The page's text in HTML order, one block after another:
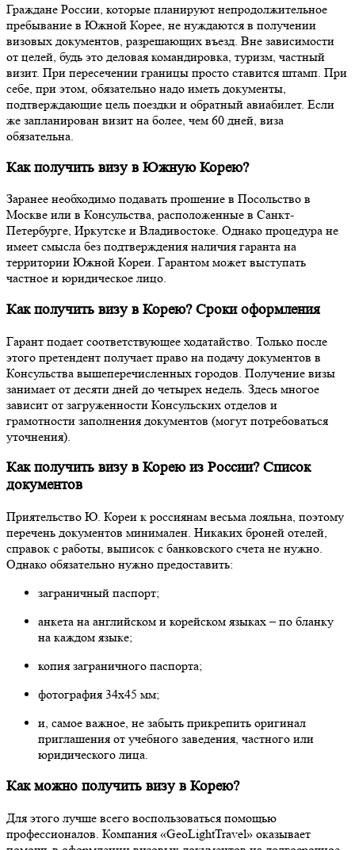
Граждане России, которые планируют непродолжительное
пребывание в Южной Корее, не нуждаются в получении
визовых документов, разрешающих въезд. Вне зависимости
от целей, будь это деловая командировка, туризм, частный
визит. При пересечении границы просто ставится штамп. При
себе, при этом, обязательно надо иметь документы,
подтверждающие цель поездки и обратный авиабилет. Если
же запланирован визит на более, чем 60 дней, виза
обязательна.
Как получить визу в Южную Корею?
Заранее необходимо подавать прошение в Посольство в
Москве или в Консульства, расположенные в Санкт-
Петербурге, Иркутске и Владивостоке. Однако процедура не
имеет смысла без подтверждения наличия гаранта на
территории Южной Кореи. Гарантом может выступать
частное и юридическое лицо.
Как получить визу в Корею? Сроки оформления
Гарант подает соответствующее ходатайство. Только после
этого претендент получает право на подачу документов в
Консульства вышеперечисленных городов. Получение визы
занимает от десяти дней до четырех недель. Здесь многое
зависит от загруженности Консульских отделов и
грамотности заполнения документов (могут потребоваться
уточнения).
Как получить визу в Корею из России? Список
документов
Приятельство Ю. Кореи к россиянам весьма лояльна, поэтому
перечень документов минимален. Никаких броней отелей,
справок с работы, выписок с банковского счета не нужно.
Однако обязательно нужно предоставить:
заграничный паспорт;
анкета на английском и корейском языках – по бланку
на каждом языке;
копия заграничного паспорта;
фотография 34х45 мм;
и, самое важное, не забыть прикрепить оригинал
приглашения от учебного заведения, частного или
юридического лица.
Как можно получить визу в Корею?
Для этого лучше всего воспользоваться помощью
профессионалов. Компания «GeoLightTravel» оказывает